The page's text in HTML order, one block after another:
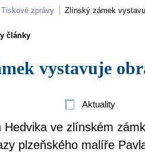
Úřední
Tiskové zprávy Zlínský zámek
články
vystavuje
Aktuality
Hedvika ve zlínském
plzeňského malíře